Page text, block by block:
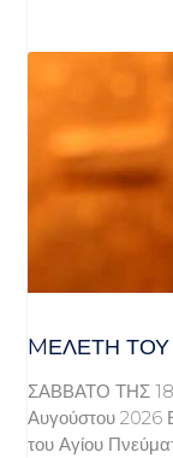
MΕΛΈΤΗ
ΣΑΒΒΑΤΟ ΤΗΣ
Αυγούστου 2026
του Αγίου